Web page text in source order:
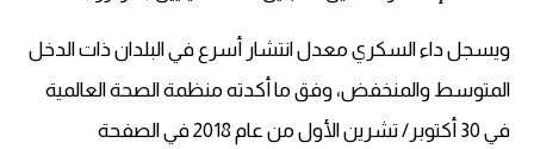
ويسجل داء السكري معدل انتشار أسرع في البلدان ذات الدخل
المتوسط والمنخفض، وفق ما أكدته منظمة الصحة العالمية
في 30 أكتوبر/ تشرين الأول من عام 2018 في الصفحة